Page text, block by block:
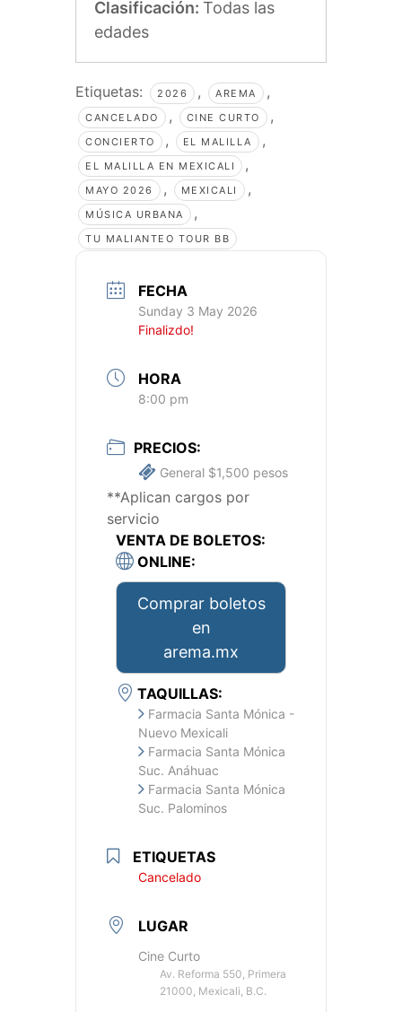
Clasificación: Todas las
edades
Etiquetas: 2026 , AREMA ,
CANCELADO , CINE CURTO ,
CONCIERTO , EL MALILLA ,
EL MALILLA EN MEXICALI ,
MAYO 2026 , MEXICALI ,
MÚSICA URBANA ,
TU MALIANTEO TOUR BB
FECHA
Sunday 3 May 2026
Finalizdo!
HORA
8:00 pm
PRECIOS:
General $1,500 pesos
**Aplican cargos por
servicio
VENTA DE BOLETOS:
ONLINE:
Comprar boletos
en
arema.mx
TAQUILLAS:
Farmacia Santa Mónica -
Nuevo Mexicali
Farmacia Santa Mónica
Suc. Anáhuac
Farmacia Santa Mónica
Suc. Palominos
ETIQUETAS
Cancelado
LUGAR
Cine Curto
Av. Reforma 550, Primera
21000, Mexicali, B.C.